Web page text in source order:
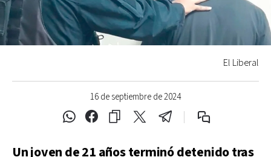
16 de septiembre de 2024
El Liberal
Un joven de 21 años terminó detenido tras